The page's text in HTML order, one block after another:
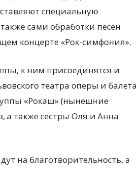
специальную
сами обработки песен
концерте «Рок-симфония».
к ним присоединятся и
театра оперы и балета
«Рокаш» (нынешние
а также сестры Оля и Анна
на благотворительность, а